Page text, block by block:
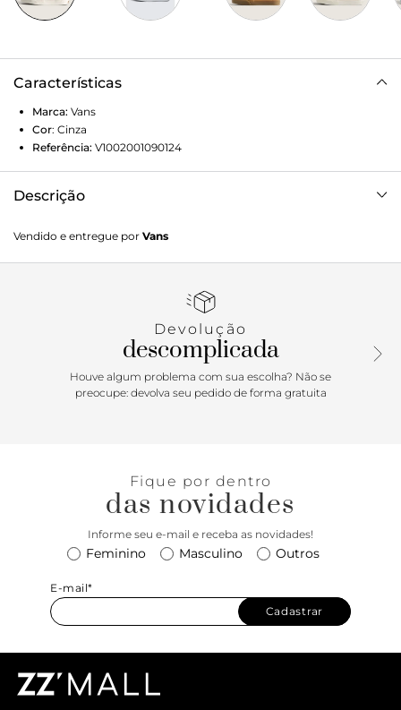
Características
Marca: Vans
Cor: Cinza
Referência: V1002001090124
Descrição
como Style 38, evoluiu a partir dos clássicos da Vans para
atender às demandas do skate do final dos anos 70. Seu
manobras mais difíceis e terrenos verticais. Um elemento
combina estilo atemporal com desempenho confiável.
Vendido e entregue por Vans
Devolução
descomplicada
Houve algum problema com sua escolha? Não se
preocupe: devolva seu pedido de forma gratuita
Fique por dentro
das novidades
Informe seu e-mail e receba as novidades!
Feminino Masculino Outros
E-mail*
Cadastrar